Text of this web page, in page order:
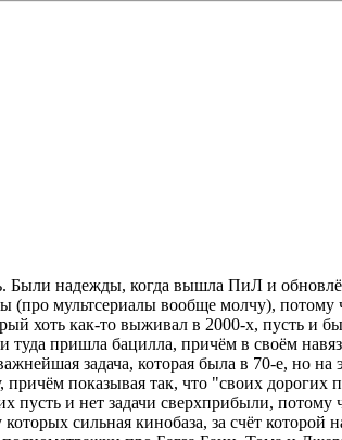
Были надежды, когда вышла ПиЛ и
мультсериалы вообще молчу), потому
хоть как-то выживал в 2000-х, пусть и
пришла бацилла, причём в своём
задача, которая была в 70-е, но на
показывая так, что "своих дорогих
и нет задачи сверхприбыли,
сильная кинобаза, за счёт которой